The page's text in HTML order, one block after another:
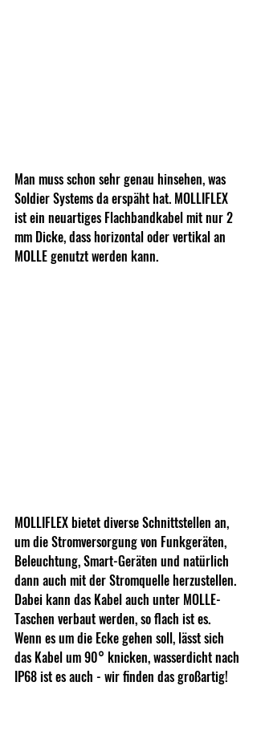
Man muss schon sehr genau hinsehen, was
Soldier Systems da erspäht hat. MOLLIFLEX
ist ein neuartiges Flachbandkabel mit nur 2
mm Dicke, dass horizontal oder vertikal an
MOLLE genutzt werden kann.
MOLLIFLEX bietet diverse Schnittstellen an,
um die Stromversorgung von Funkgeräten,
Beleuchtung, Smart-Geräten und natürlich
dann auch mit der Stromquelle herzustellen.
Dabei kann das Kabel auch unter MOLLE-
Taschen verbaut werden, so flach ist es.
Wenn es um die Ecke gehen soll, lässt sich
das Kabel um 90° knicken, wasserdicht nach
IP68 ist es auch - wir finden das großartig!